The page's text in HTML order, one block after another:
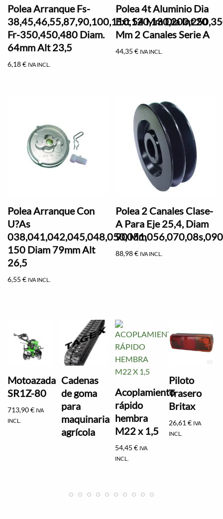
Polea Arranque Fs-
Fr-350,450,480 Diam.
64mm Alt 23,5
6,18€ IVA INCL.
Polea 4t Aluminio Dia
Ext 54 Mm Dia Int 20
Mm 2 Canales Serie A
44,35€ IVA INCL.
Polea Arranque Con
U?As
150 Diam 79mm Alt
26,5
6,55 € IVA INCL.
Polea 2 Canales Clase-
A Para Eje 25,4, Diam
90 Mm
88,98€ IVA INCL.
Motoazada
SR1Z-80
713,90€ IVA
INCL.
Cadenas
de goma
para
maquinaria
agrícola
Acoplamiento
rápido
hembra
M22 x 1,5
54,45€ IVA
INCL.
Piloto
Trasero
Britax
26,61€ IVA
INCL.